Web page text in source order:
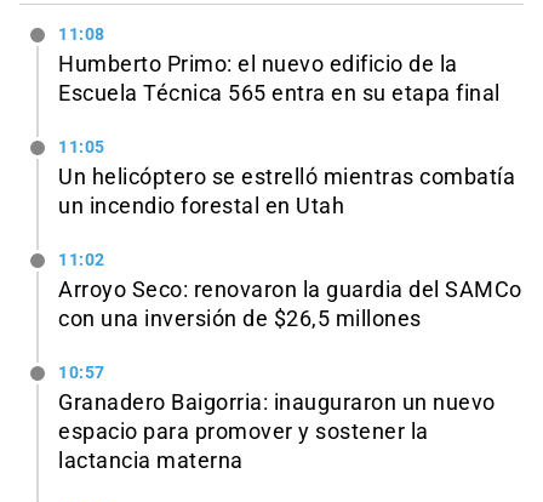
11:08
Humberto Primo: el nuevo edificio de la
Escuela Técnica 565 entra en su etapa final
11:05
Un helicóptero se estrelló mientras combatía
un incendio forestal en Utah
11:02
Arroyo Seco: renovaron la guardia del SAMCo
con una inversión de $26,5 millones
10:57
Granadero Baigorria: inauguraron un nuevo
espacio para promover y sostener la
lactancia materna